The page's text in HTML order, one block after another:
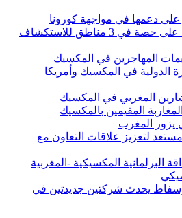
دعمها في مواجهة كورونا
قطر للبترول تستحوذ على حصة في 3 مناطق للاستكشاف
المهاجرين في المكسيك
الدولية في المكسيك وأمريكا
المغربي في المكسيك
المقيمين بالمكسيك
يزور المغرب
لتعزيز علاقات التعاون مع
البرلمانية المكسيكية -المغربية
يحدث شركتين جديدتين في